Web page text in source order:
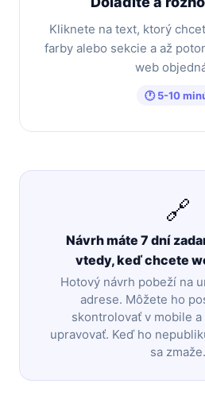
Kliknete na text, ktorý
farby alebo sekcie a až
web
🕐 5-10
🔗
Návrh máte 7 dní
vtedy, keď chcete
Hotový návrh pobeží na
adrese. Môžete ho
skontrolovať v mobile a
upravovať. Keď ho
sa zmaže.